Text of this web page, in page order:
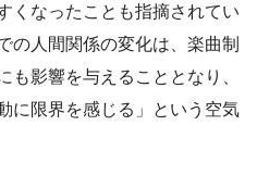
くなったことも指摘されてい
の人間関係の変化は、楽曲制
も影響を与えることとなり、
に限界を感じる」という空気